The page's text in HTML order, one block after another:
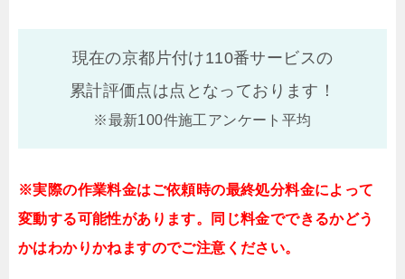
現在の京都片付け110番サービスの
累計評価点は点となっております！
※最新100件施工アンケート平均
※実際の作業料金はご依頼時の最終処分料金によって
変動する可能性があります。同じ料金でできるかどう
かはわかりかねますのでご注意ください。